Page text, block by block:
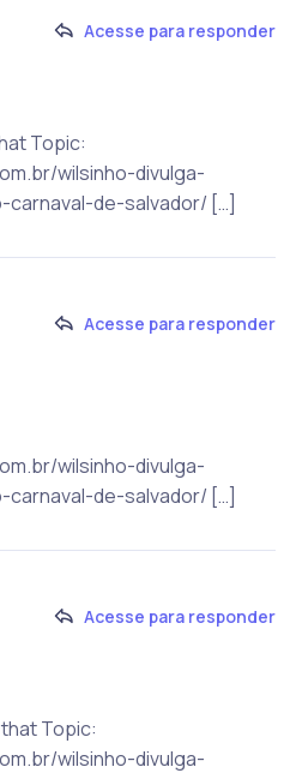
Acesse para responder
Topic:
wilsinho-divulga-
de-salvador/ […]
Acesse para responder
wilsinho-divulga-
de-salvador/ […]
Acesse para responder
Topic:
wilsinho-divulga-